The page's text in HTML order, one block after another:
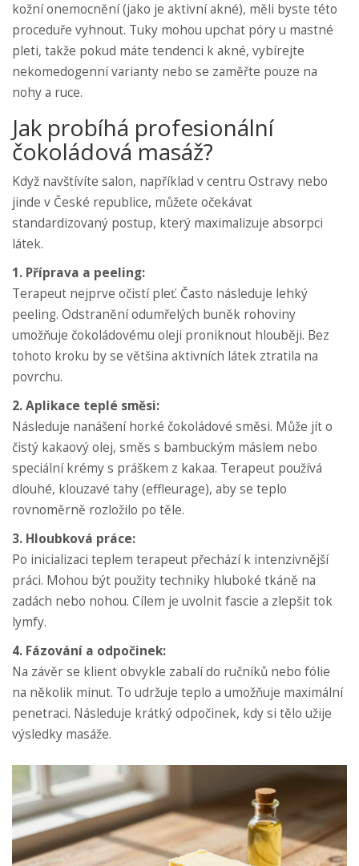
kožní onemocnění (jako je aktivní akné), měli byste této
proceduře vyhnout. Tuky mohou upchat póry u mastné
pleti, takže pokud máte tendenci k akné, vybírejte
nekomedogenní varianty nebo se zaměřte pouze na
nohy a ruce.
Jak probíhá profesionální
čokoládová masáž?
Když navštívíte salon, například v centru Ostravy nebo
jinde v České republice, můžete očekávat
standardizovaný postup, který maximalizuje absorpci
látek.
1. Příprava a peeling:
Terapeut nejprve očistí pleť. Často následuje lehký
peeling. Odstranění odumřelých buněk rohoviny
umožňuje čokoládovému oleji proniknout hlouběji. Bez
tohoto kroku by se většina aktivních látek ztratila na
povrchu.
2. Aplikace teplé směsi:
Následuje nanášení horké čokoládové směsi. Může jít o
čistý kakaový olej, směs s bambuckým máslem nebo
speciální krémy s práškem z kakaa. Terapeut používá
dlouhé, klouzavé tahy (effleurage), aby se teplo
rovnoměrně rozložilo po těle.
3. Hloubková práce:
Po inicializaci teplem terapeut přechází k intenzivnější
práci. Mohou být použity techniky hluboké tkáně na
zadách nebo nohou. Cílem je uvolnit fascie a zlepšit tok
lymfy.
4. Fázování a odpočinek:
Na závěr se klient obvykle zabalí do ručníků nebo fólie
na několik minut. To udržuje teplo a umožňuje maximální
penetraci. Následuje krátký odpočinek, kdy si tělo užije
výsledky masáže.